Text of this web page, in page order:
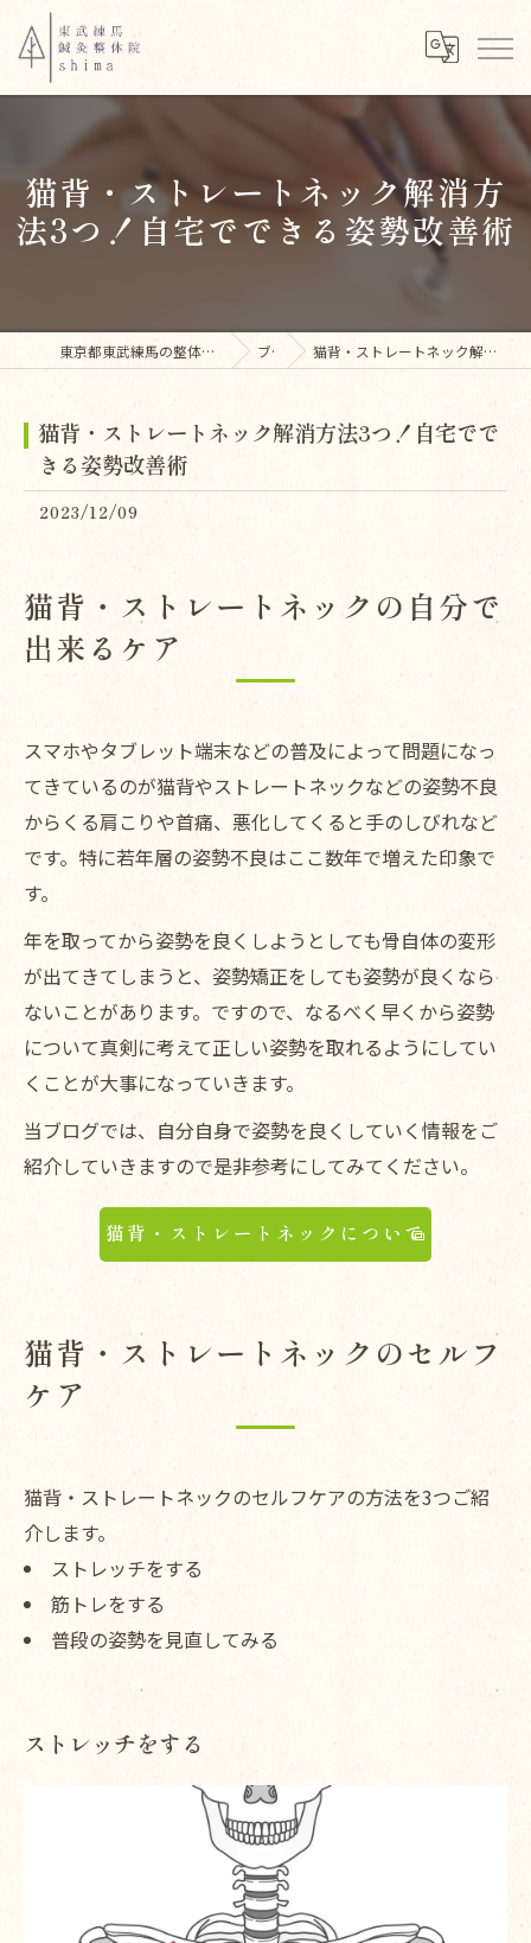
猫背・ストレートネック解消方
法3つ！自宅でできる姿勢改善術
東京都東武練馬の整体なら東武練馬鍼灸整体院shima ブログ 猫背・ストレートネック解消方法3つ！自宅でできる姿勢改善術
猫背・ストレートネック解消方法3つ！自宅でで
きる姿勢改善術
2023/12/09
猫背・ストレートネックの自分で
出来るケア
スマホやタブレット端末などの普及によって問題になっ
てきているのが猫背やストレートネックなどの姿勢不良
からくる肩こりや首痛、悪化してくると手のしびれなど
です。特に若年層の姿勢不良はここ数年で増えた印象で
す。
年を取ってから姿勢を良くしようとしても骨自体の変形
が出てきてしまうと、姿勢矯正をしても姿勢が良くなら
ないことがあります。ですので、なるべく早くから姿勢
について真剣に考えて正しい姿勢を取れるようにしてい
くことが大事になっていきます。
当ブログでは、自分自身で姿勢を良くしていく情報をご
紹介していきますので是非参考にしてみてください。
猫背・ストレートネックについて
猫背・ストレートネックのセルフ
ケア
猫背・ストレートネックのセルフケアの方法を3つご紹
介します。
ストレッチをする
筋トレをする
普段の姿勢を見直してみる
ストレッチをする